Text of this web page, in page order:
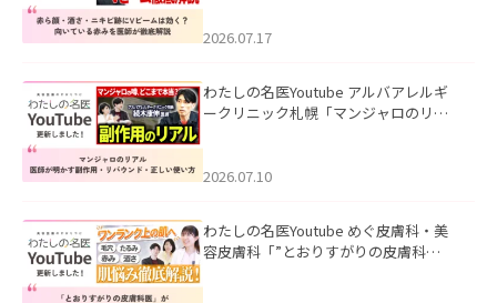
した。
2026.07.17
わたしの名医Youtube アルバアレルギ
ークリニック札幌「マンジャロのリア
た。
2026.07.10
わたしの名医Youtube めぐ皮膚科・美
容皮膚科「”とおりすがりの皮膚科